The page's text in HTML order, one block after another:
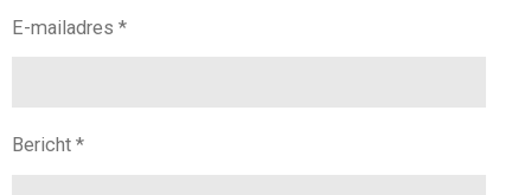
E-mailadres *
Bericht *